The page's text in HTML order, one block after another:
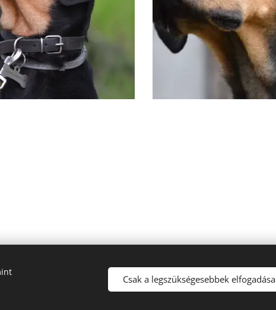
| Minden jog fenntartva
Csak a legszükségesebbek elfogadása